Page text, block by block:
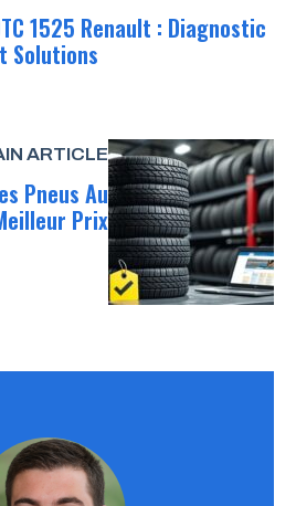
1525 Renault : Diagnostic
Solutions
ARTICLE
Pneus Au
Prix